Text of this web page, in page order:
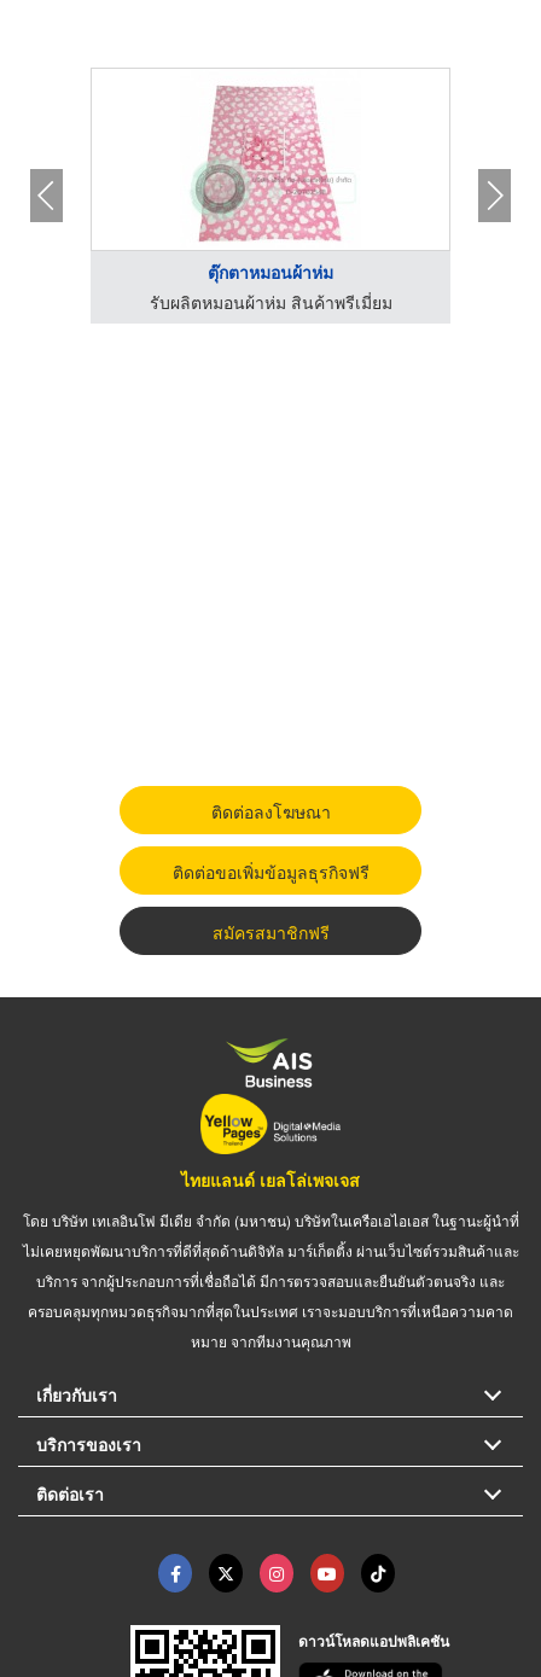
ตุ๊กตาหมอนผ้าห่ม
รับผลิตหมอนผ้าห่ม สินค้าพรีเมี่ยม
ติดต่อลงโฆษณา
ติดต่อขอเพิ่มข้อมูลธุรกิจฟรี
สมัครสมาชิกฟรี
ไทยแลนด์ เยลโล่เพจเจส
โดย บริษัท เทเลอินโฟ มีเดีย จำกัด (มหาชน) บริษัทในเครือเอไอเอส ในฐานะผู้นำที่
ไม่เคยหยุดพัฒนาบริการที่ดีที่สุดด้านดิจิทัล มาร์เก็ตติ้ง ผ่านเว็บไซต์รวมสินค้าและ
บริการ จากผู้ประกอบการที่เชื่อถือได้ มีการตรวจสอบและยืนยันตัวตนจริง และ
ครอบคลุมทุกหมวดธุรกิจมากที่สุดในประเทศ เราจะมอบบริการที่เหนือความคาด
หมาย จากทีมงานคุณภาพ
เกี่ยวกับเรา
บริการของเรา
ติดต่อเรา
ดาวน์โหลดแอปพลิเคชัน